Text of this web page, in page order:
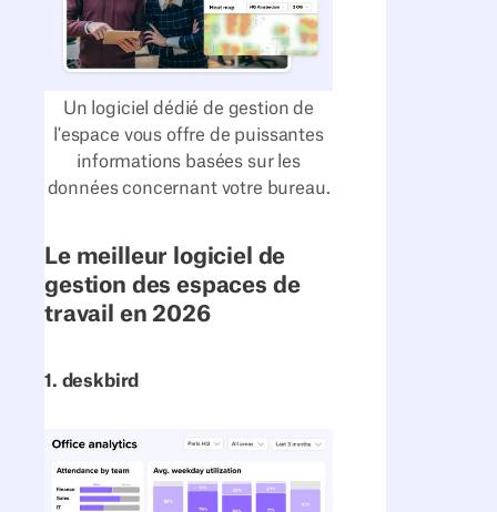
Un logiciel dédié de gestion de
l'espace vous offre de puissantes
informations basées sur les
données concernant votre bureau.
Le meilleur logiciel de
gestion des espaces de
travail en 2026
1. deskbird